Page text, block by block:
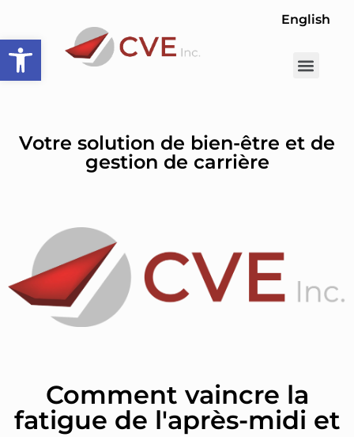
Ouvrir la barre d’outils
English
Votre solution de bien-être et de
gestion de carrière
Comment vaincre la
fatigue de l'après-midi et